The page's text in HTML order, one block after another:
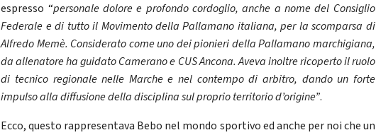
espresso “personale dolore e profondo cordoglio, anche a nome del Consiglio
Federale e di tutto il Movimento della Pallamano italiana, per la scomparsa di
Alfredo Memè. Considerato come uno dei pionieri della Pallamano marchigiana,
da allenatore ha guidato Camerano e CUS Ancona. Aveva inoltre ricoperto il ruolo
di tecnico regionale nelle Marche e nel contempo di arbitro, dando un forte
impulso alla diffusione della disciplina sul proprio territorio d’origine”.
Ecco, questo rappresentava Bebo nel mondo sportivo ed anche per noi che un